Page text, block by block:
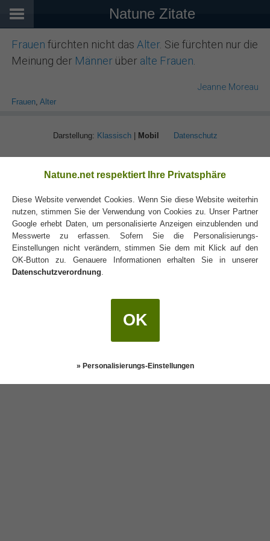
Natune Zitate
Frauen fürchten nicht das Alter. Sie fürchten nur die
Meinung der Männer über alte Frauen
Jeanne Moreau
Frauen ,Alter
Darstellung: Klassisch| Mobil Datenschutz
Natune.net respektiert Ihre Privatsphäre
Diese Website verwendet Cookies. Wenn Sie diese Website weiterhin
nutzen, stimmen Sie der Verwendung von Cookies zu. Unser Partner
Google erhebt Daten, um personalisierte Anzeigen einzublenden und
Messwerte zu erfassen. Sofern Sie die Personalisierungs-
Einstellungen nicht verändern, stimmen Sie dem mit Klick auf den
OK-Button zu. Genauere Informationen erhalten Sie in unserer
Datenschutzverordnung.
OK
» Personalisierungs-Einstellungen